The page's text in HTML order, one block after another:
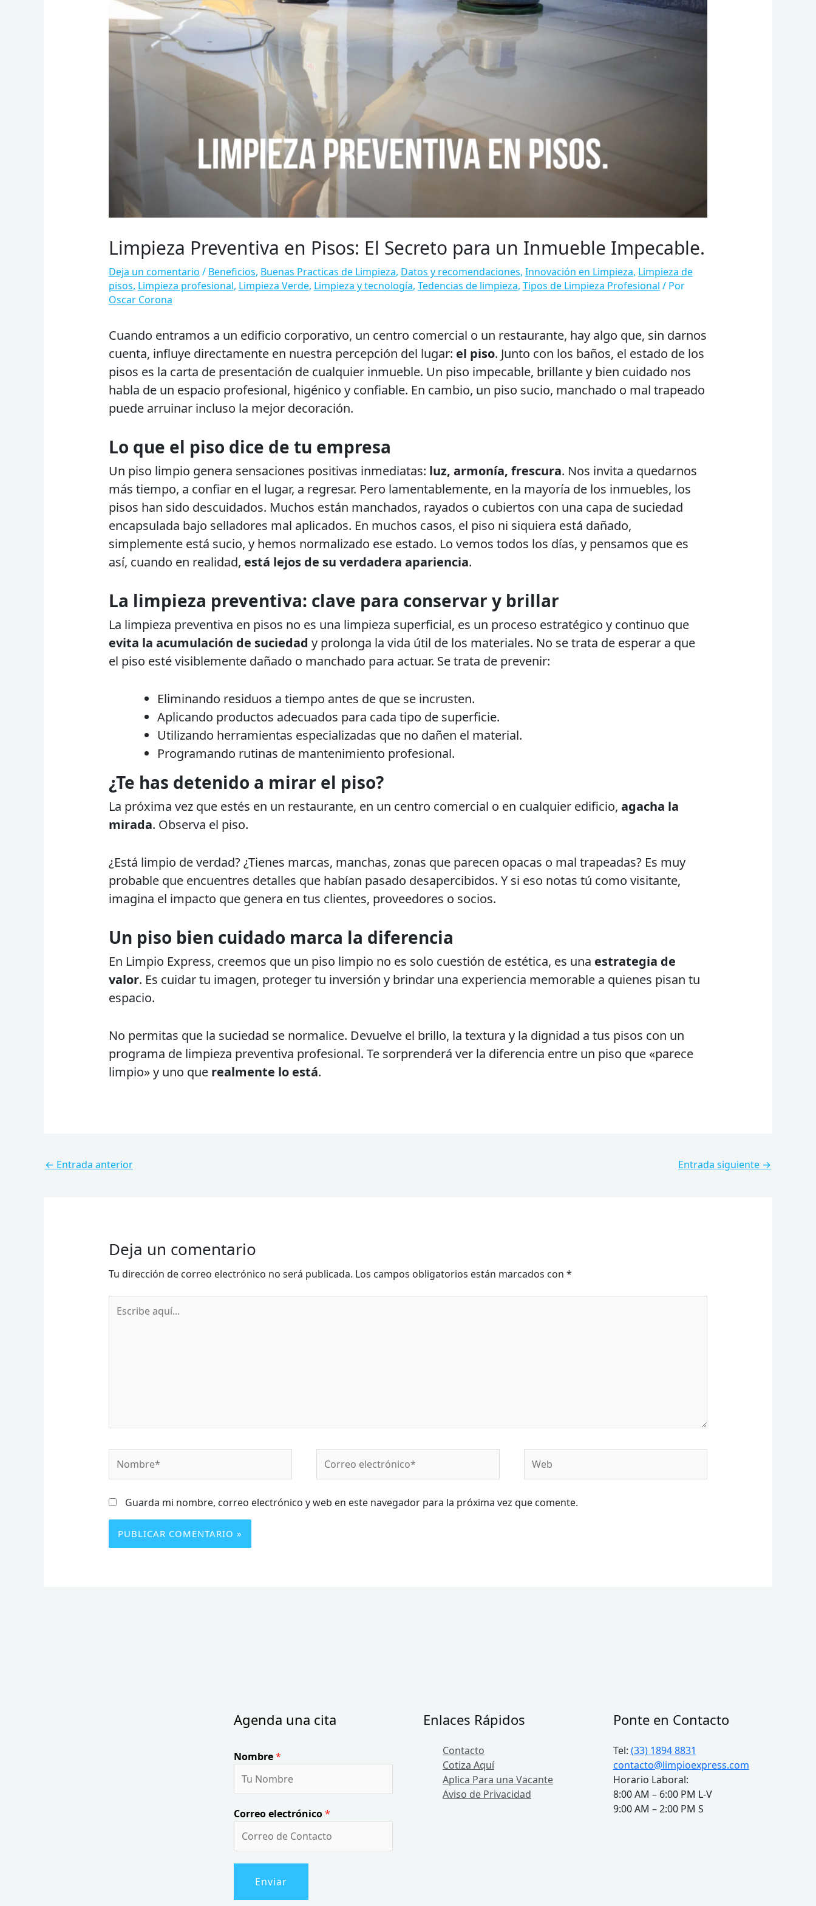
Limpieza Preventiva en Pisos: El Secreto para un Inmueble Impecable.
Deja un comentario / Beneficios, Buenas Practicas de Limpieza, Datos y recomendaciones, Innovación en Limpieza, Limpieza de
pisos, Limpieza profesional, Limpieza Verde, Limpieza y tecnología, Tedencias de limpieza, Tipos de Limpieza Profesional / Por
Oscar Corona
Cuando entramos a un edificio corporativo, un centro comercial o un restaurante, hay algo que, sin darnos
cuenta, influye directamente en nuestra percepción del lugar: el piso. Junto con los baños, el estado de los
pisos es la carta de presentación de cualquier inmueble. Un piso impecable, brillante y bien cuidado nos
habla de un espacio profesional, higénico y confiable. En cambio, un piso sucio, manchado o mal trapeado
puede arruinar incluso la mejor decoración.
Lo que el piso dice de tu empresa
Un piso limpio genera sensaciones positivas inmediatas: luz, armonía, frescura. Nos invita a quedarnos
más tiempo, a confiar en el lugar, a regresar. Pero lamentablemente, en la mayoría de los inmuebles, los
pisos han sido descuidados. Muchos están manchados, rayados o cubiertos con una capa de suciedad
encapsulada bajo selladores mal aplicados. En muchos casos, el piso ni siquiera está dañado,
simplemente está sucio, y hemos normalizado ese estado. Lo vemos todos los días, y pensamos que es
así, cuando en realidad, está lejos de su verdadera apariencia.
La limpieza preventiva: clave para conservar y brillar
La limpieza preventiva en pisos no es una limpieza superficial, es un proceso estratégico y continuo que
evita la acumulación de suciedad y prolonga la vida útil de los materiales. No se trata de esperar a que
el piso esté visiblemente dañado o manchado para actuar. Se trata de prevenir:
Eliminando residuos a tiempo antes de que se incrusten.
Aplicando productos adecuados para cada tipo de superficie.
Utilizando herramientas especializadas que no dañen el material.
Programando rutinas de mantenimiento profesional.
¿Te has detenido a mirar el piso?
La próxima vez que estés en un restaurante, en un centro comercial o en cualquier edificio, agacha la
mirada. Observa el piso.
¿Está limpio de verdad? ¿Tienes marcas, manchas, zonas que parecen opacas o mal trapeadas? Es muy
probable que encuentres detalles que habían pasado desapercibidos. Y si eso notas tú como visitante,
imagina el impacto que genera en tus clientes, proveedores o socios.
Un piso bien cuidado marca la diferencia
En Limpio Express, creemos que un piso limpio no es solo cuestión de estética, es una estrategia de
valor. Es cuidar tu imagen, proteger tu inversión y brindar una experiencia memorable a quienes pisan tu
espacio.
No permitas que la suciedad se normalice. Devuelve el brillo, la textura y la dignidad a tus pisos con un
programa de limpieza preventiva profesional. Te sorprenderá ver la diferencia entre un piso que «parece
limpio» y uno que realmente lo está.
← Entrada anterior Entrada siguiente →
Deja un comentario
Tu dirección de correo electrónico no será publicada. Los campos obligatorios están marcados con *
aquí...
electrónico*
Guarda mi nombre, correo electrónico y web en este navegador para la próxima vez que comente.
Agenda una cita
Nombre*
Correo electrónico*
Enviar
Enlaces Rápidos
Contacto
Cotiza Aquí
Aplica Para una Vacante
Aviso de Privacidad
Ponte en Contacto
Tel: (33) 1894 8831
contacto@limpioexpress.com
Horario Laboral:
8:00 AM – 6:00 PM L-V
9:00 AM – 2:00 PM S